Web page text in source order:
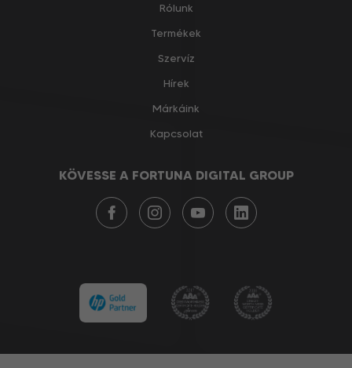
Rólunk
Termékek
Szervíz
Hírek
Márkáink
Kapcsolat
KÖVESSE A FORTUNA DIGITAL GROUP